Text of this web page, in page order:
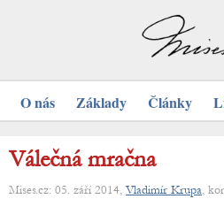
O nás Základy Články
Válečná mračna
Mises.cz: 05. září 2014, Vladimír Krupa,